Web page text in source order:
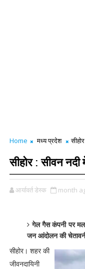
Home मध्य प्रदेश
सीहोर : सीवन नदी
आर्यावर्त डेस्क month
गेल गैस कंपनी पर
जन आंदोलन की
सीहोर। शहर की
जीवनदायिनी